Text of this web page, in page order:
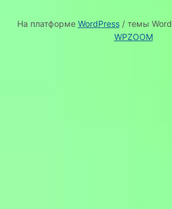
На платформе WordPress/ темы
WPZOOM